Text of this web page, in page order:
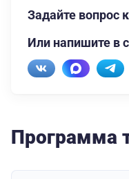
Задайте вопрос
Или напишите в
Программа